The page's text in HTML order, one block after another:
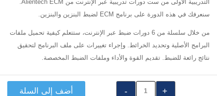
سنعرفك في هذه الدورة على برنامج ECM لضبط البنزين والبنزين.
من خلال سلسلة من 6 دورات ضبط عبر الإنترنت، ستتعلم كيفية تحميل ملفات
البرامج الأصلية وتحديد الخرائط. وإجراء تغييرات على ملف البرنامج لتحقيق
نتائج رائعة للضبط. تقديم القوة والأداء وملفات الضبط المخصصة.
أضف إلى السلة